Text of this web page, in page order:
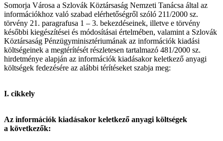
Somorja Városa a Szlovák Köztársaság Nemzeti Tanácsa által az
információkhoz való szabad elérhetőségről szóló 211/2000 sz.
törvény 21. paragrafusa 1 – 3. bekezdéseinek, illetve e törvény
későbbi kiegészítései és módosításai értelmében, valamint a Szlovák
Köztársaság Pénzügyminisztériumának az információk kiadási
költségeinek a megtérítését részletesen tartalmazó 481/2000 sz.
hirdetménye alapján az információk kiadásakor keletkező anyagi
költségek fedezésére az alábbi térítéseket szabja meg:
I. cikkely
Az információk kiadásakor keletkező anyagi költségek
a következők: